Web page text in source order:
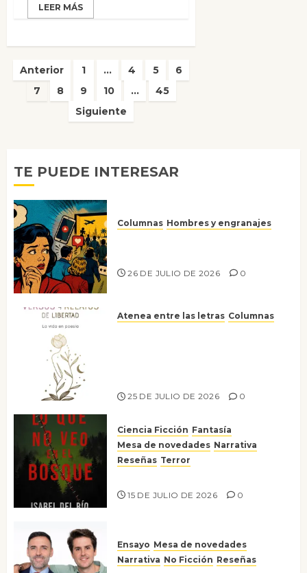
LEER MÁS
Paginación
entradas
Anterior 1 … 4 5
6
7
8 9 10 …
45
Siguiente
TE PUEDE INTERESAR
Columnas Hombres y engranajes
26 DE JULIO DE 2026 0
Atenea entre las letras Columnas
25 DE JULIO DE 2026 0
Ciencia Ficción Fantasía
Mesa de novedades Narrativa
Reseñas Terror
15 DE JULIO DE 2026 0
Ensayo Mesa de novedades
Narrativa No Ficción Reseñas